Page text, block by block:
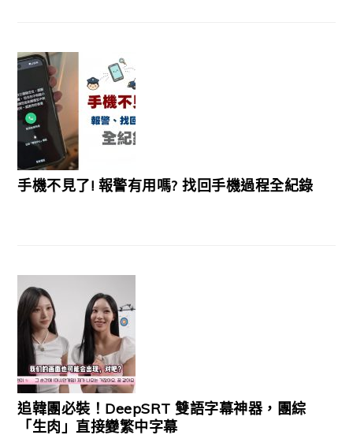
手機不見了! 報警有用嗎? 找回手機過程全紀錄
追韓團必裝！DeepSRT 雙語字幕神器，團綜
「生肉」直接變繁中字幕